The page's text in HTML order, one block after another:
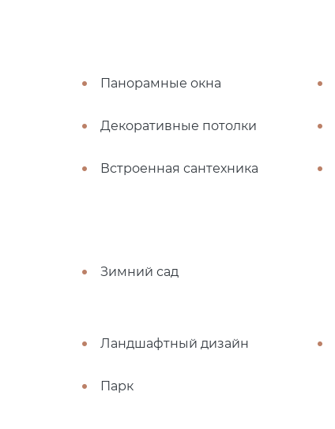
Панорамные окна
Декоративные потолки
Встроенная сантехника
Зимний сад
Ландшафтный дизайн
Парк